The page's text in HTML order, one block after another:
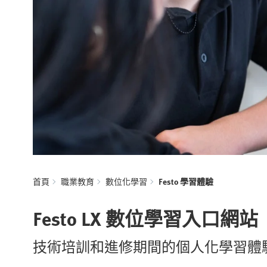
首頁 職業教育 數位化學習 Festo 學習體驗
Festo LX 數位學習入口網站
技術培訓和進修期間的個人化學習體